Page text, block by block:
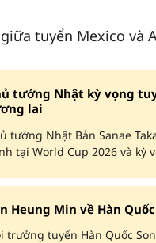
tuyển Mexico và
tướng Nhật kỳ vọng
lai
tướng Nhật Bản Sanae
tại World Cup 2026 và kỳ
Heung Min về Hàn
trưởng tuyển Hàn Quốc